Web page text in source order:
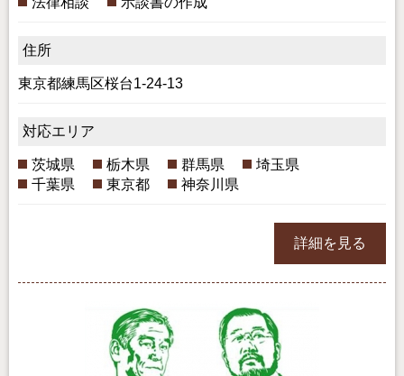
住所
東京都練馬区桜台1-24-13
対応エリア
茨城県 栃木県 群馬県
埼玉県
千葉県
東京都 神奈川県
詳細を見る